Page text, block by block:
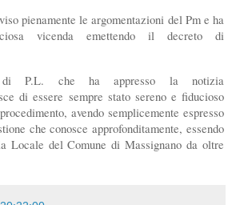
pienamente le argomentazioni del Pm e ha
vicenda emettendo il decreto di
di P.L. che ha appresso la notizia
di essere sempre stato sereno e fiducioso
avendo semplicemente espresso
che conosce approfonditamente, essendo
Locale del Comune di Massignano da oltre